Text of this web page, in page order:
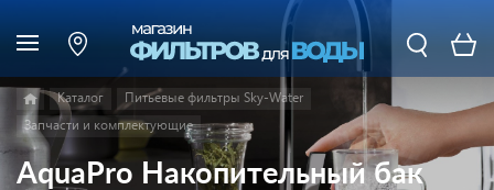
Каталог
Питьевые фильтры Sky-Water
Запчасти и комплектующие
AquaPro Накопительный бак